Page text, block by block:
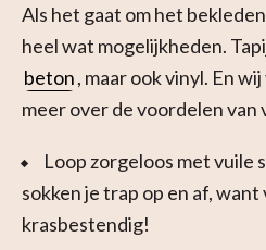
Als het gaat om het
heel wat mogelijkheden.
beton, maar ook vinyl. En
meer over de voordelen van
Loop zorgeloos met vuile
sokken je trap op en af,
krasbestendig!